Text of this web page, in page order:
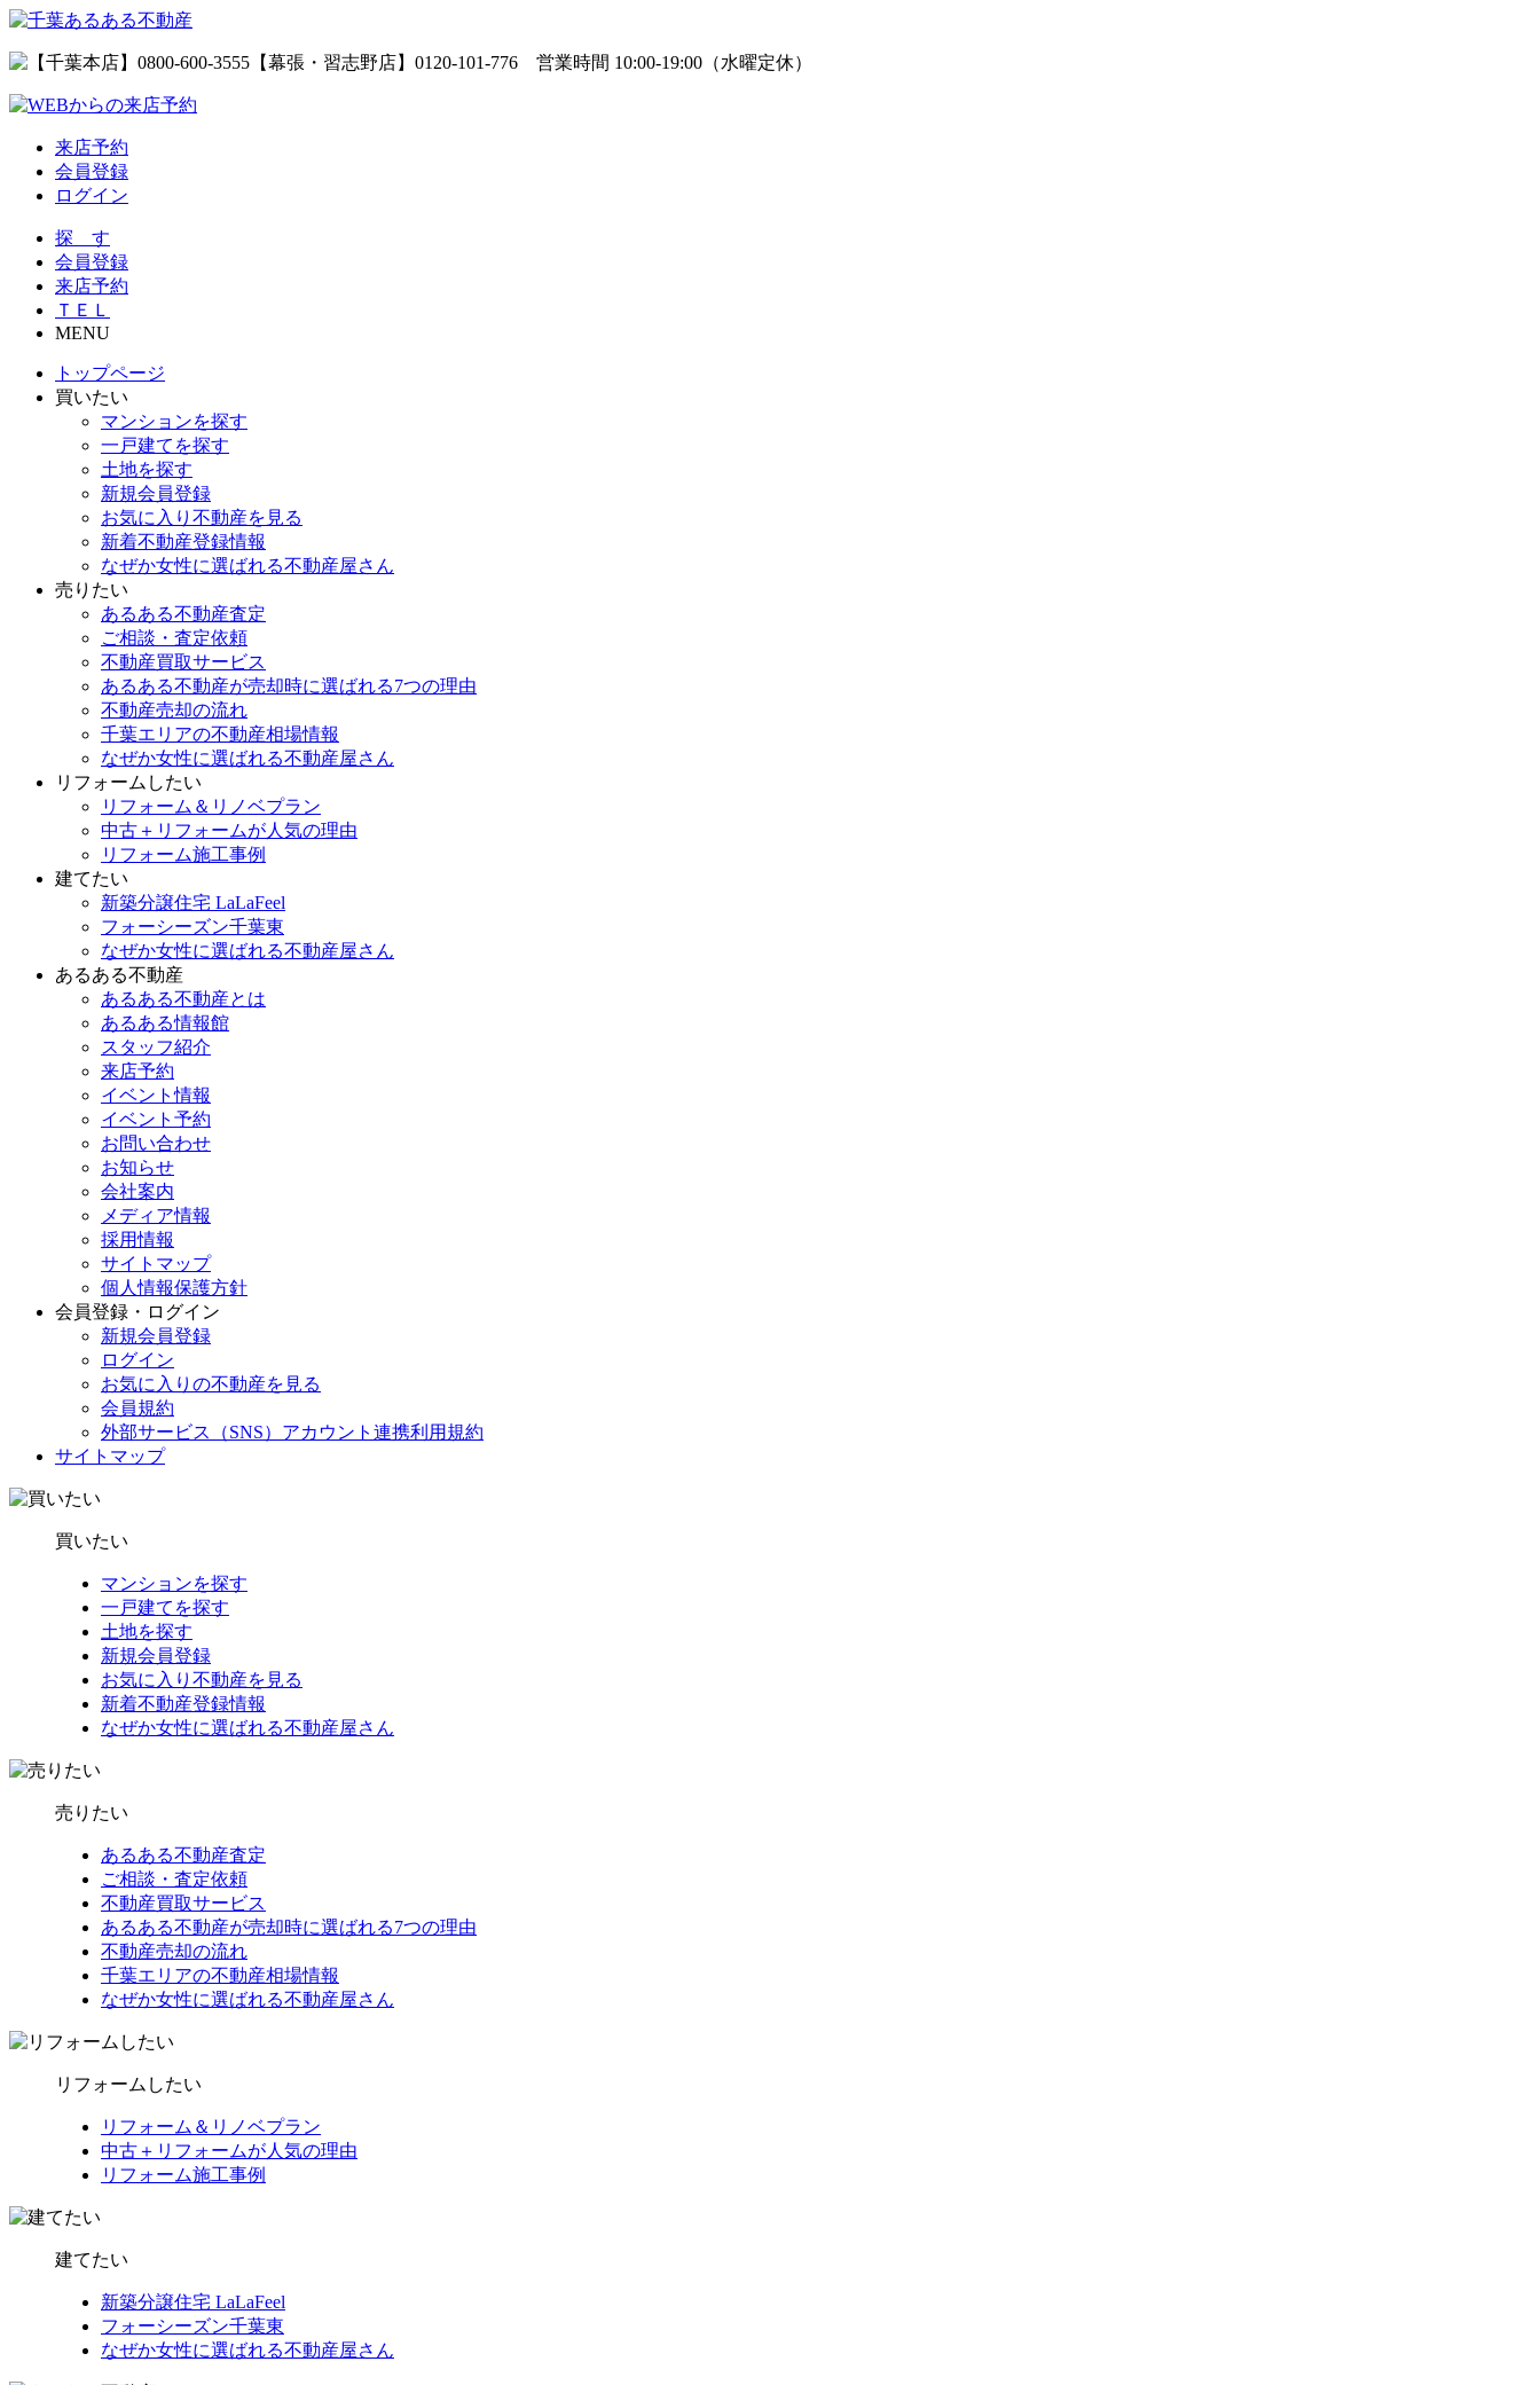
来店予約
会員登録
ログイン
探 す
会員登録
来店予約
ＴＥＬ
MENU
トップページ
買いたい
マンションを探す
一戸建てを探す
土地を探す
新規会員登録
お気に入り不動産を見る
新着不動産登録情報
なぜか女性に選ばれる不動産屋さん
売りたい
あるある不動産査定
ご相談・査定依頼
不動産買取サービス
あるある不動産が売却時に選ばれる7つの理由
不動産売却の流れ
千葉エリアの不動産相場情報
なぜか女性に選ばれる不動産屋さん
リフォームしたい
リフォーム＆リノベプラン
中古＋リフォームが人気の理由
リフォーム施工事例
建てたい
新築分譲住宅 LaLaFeel
フォーシーズン千葉東
なぜか女性に選ばれる不動産屋さん
あるある不動産
あるある不動産とは
あるある情報館
スタッフ紹介
来店予約
イベント情報
イベント予約
お問い合わせ
お知らせ
会社案内
メディア情報
採用情報
サイトマップ
個人情報保護方針
会員登録・ログイン
新規会員登録
ログイン
お気に入りの不動産を見る
会員規約
外部サービス（SNS）アカウント連携利用規約
サイトマップ
買いたい
マンションを探す
一戸建てを探す
土地を探す
新規会員登録
お気に入り不動産を見る
新着不動産登録情報
なぜか女性に選ばれる不動産屋さん
売りたい
あるある不動産査定
ご相談・査定依頼
不動産買取サービス
あるある不動産が売却時に選ばれる7つの理由
不動産売却の流れ
千葉エリアの不動産相場情報
なぜか女性に選ばれる不動産屋さん
リフォームしたい
リフォーム＆リノベプラン
中古＋リフォームが人気の理由
リフォーム施工事例
建てたい
新築分譲住宅 LaLaFeel
フォーシーズン千葉東
なぜか女性に選ばれる不動産屋さん